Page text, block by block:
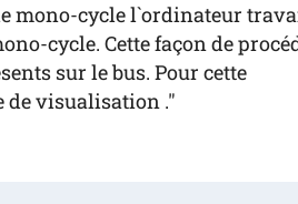
mono-cycle l`ordinateur
cycle. Cette façon de
sur le bus. Pour cette
de visualisation ."